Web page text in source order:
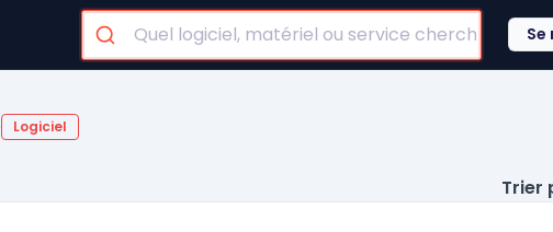
Logiciel
Trier